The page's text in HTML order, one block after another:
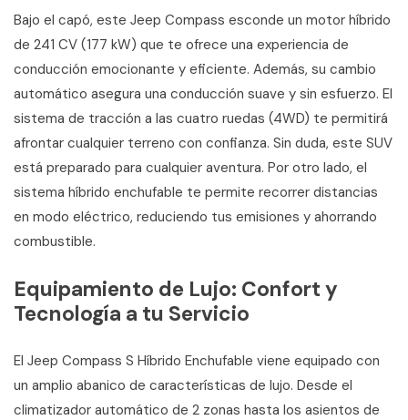
Bajo el capó, este Jeep Compass esconde un motor híbrido
de 241 CV (177 kW) que te ofrece una experiencia de
conducción emocionante y eficiente. Además, su cambio
automático asegura una conducción suave y sin esfuerzo. El
sistema de tracción a las cuatro ruedas (4WD) te permitirá
afrontar cualquier terreno con confianza. Sin duda, este SUV
está preparado para cualquier aventura. Por otro lado, el
sistema híbrido enchufable te permite recorrer distancias
en modo eléctrico, reduciendo tus emisiones y ahorrando
combustible.
Equipamiento de Lujo: Confort y
Tecnología a tu Servicio
El Jeep Compass S Híbrido Enchufable viene equipado con
un amplio abanico de características de lujo. Desde el
climatizador automático de 2 zonas hasta los asientos de